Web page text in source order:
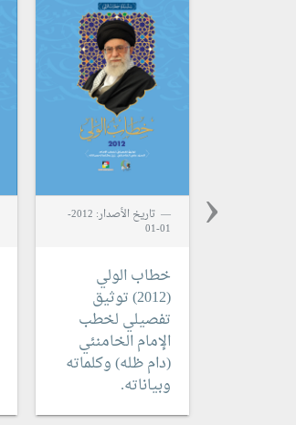
تاريخ الأصدار: 2012-
01-01
خطاب الولي
(2012)
توثيق
تفصيلي لخطب
الإمام الخامنئي
(دام ظله) وكلماته
وبياناته.
‹